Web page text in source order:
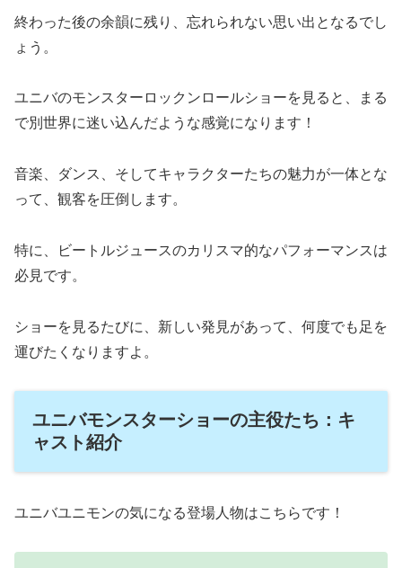
終わった後の余韻に残り、忘れられない思い出となるでし
ょう。
ユニバのモンスターロックンロールショーを見ると、まる
で別世界に迷い込んだような感覚になります！
音楽、ダンス、そしてキャラクターたちの魅力が一体とな
って、観客を圧倒します。
特に、ビートルジュースのカリスマ的なパフォーマンスは
必見です。
ショーを見るたびに、新しい発見があって、何度でも足を
運びたくなりますよ。
ユニバモンスターショーの主役たち：キ
ャスト紹介
ユニバユニモンの気になる登場人物はこちらです！